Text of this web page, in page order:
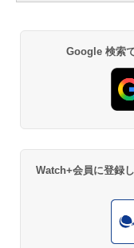
Google 検索
Watch+会員に登録